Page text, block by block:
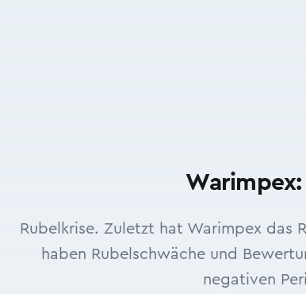
Warimpex:
Rubelkrise. Zuletzt hat Warimpex das
haben Rubelschwäche und
negativen